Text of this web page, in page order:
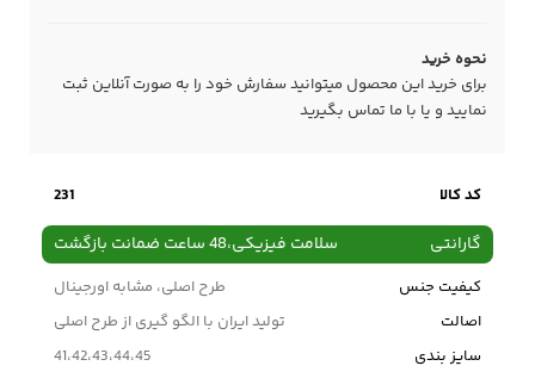
نحوه خرید
برای خرید این محصول میتوانید سفارش خود را به صورت آنلاین ثبت
نمایید و یا با ما تماس بگیرید
کد کالا 231
گارانتی سلامت فیزیکی،48 ساعت ضمانت بازگشت
کیفیت جنس
طرح اصلی، مشابه اورجینال
اصالت
تولید ایران با الگو گیری از طرح اصلی
سایز بندی
41،42،43،44،45